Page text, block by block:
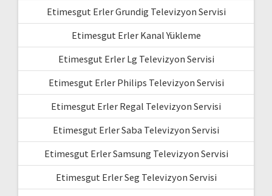
Etimesgut Erler Grundig Televizyon Servisi
Etimesgut Erler Kanal Yükleme
Etimesgut Erler Lg Televizyon Servisi
Etimesgut Erler Philips Televizyon Servisi
Etimesgut Erler Regal Televizyon Servisi
Etimesgut Erler Saba Televizyon Servisi
Etimesgut Erler Samsung Televizyon Servisi
Etimesgut Erler Seg Televizyon Servisi